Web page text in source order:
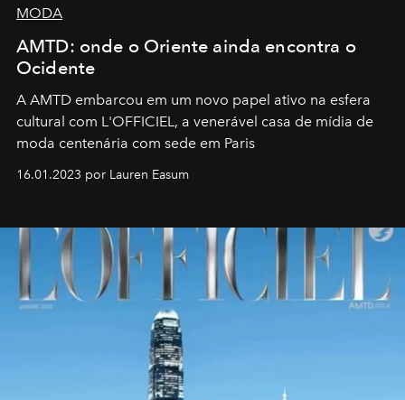
MODA
AMTD: onde o Oriente ainda encontra o
Ocidente
A AMTD embarcou em um novo papel ativo na esfera
cultural com L'OFFICIEL, a venerável casa de mídia de
moda centenária com sede em Paris
16.01.2023 por Lauren Easum